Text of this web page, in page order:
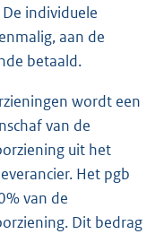
individuele
aan de
betaald.
wordt een
van de
uit het
Het pgb
van de
Dit bedrag